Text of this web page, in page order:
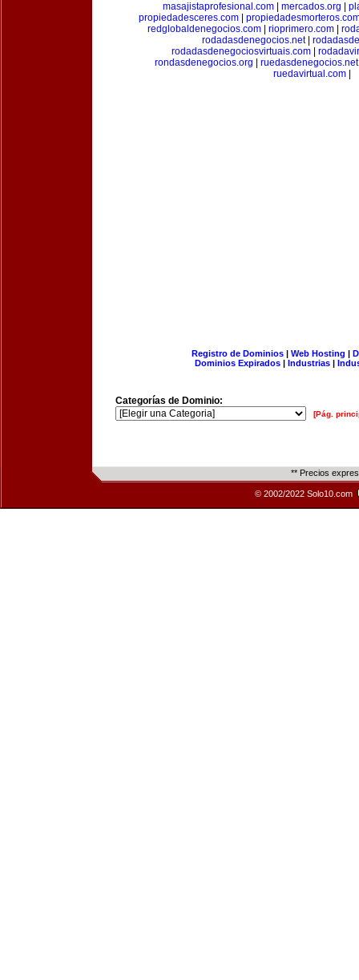
masajistaprofesional.com
mercados.org
propiedadesceres.com|
redglobaldenegocios.com
rioprimero.com
rodadasdenegocios.net|
rodadasdenegociosvirtuais.com|
rondasdenegocios.org
ruedasdenegocios.net
ruedavirtual.com|
Registro de Dominios| Web Hosting |
Dominios Expirados | Industrias |
Categorías de Dominio:
[Pág.
** Precios
© 2002/2022 Solo10.com